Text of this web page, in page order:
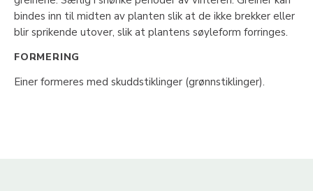
bindes inn til midten av planten slik at de ikke brekker eller
blir sprikende utover, slik at plantens søyleform forringes.
FORMERING
Einer formeres med skuddstiklinger (grønnstiklinger).